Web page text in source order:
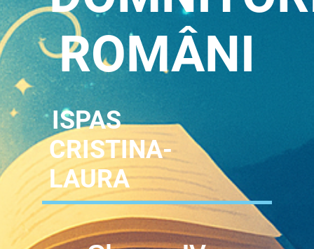
ROMÂNI
ISPAS
CRISTINA-
LAURA